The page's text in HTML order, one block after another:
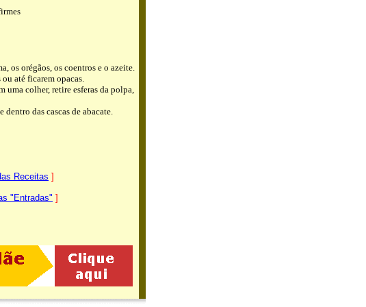
os orégãos, os coentros e o azeite.
até ficarem opacas.
uma colher, retire esferas da polpa,
dentro das cascas de abacate.
Receitas ]
"Entradas" ]